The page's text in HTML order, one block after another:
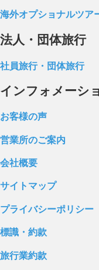
海外オプショナルツア
法人・団体旅行
社員旅行・団体旅行
インフォメーシ
お客様の声
営業所のご案内
会社概要
サイトマップ
プライバシーポリシー
標識・約款
旅行業約款